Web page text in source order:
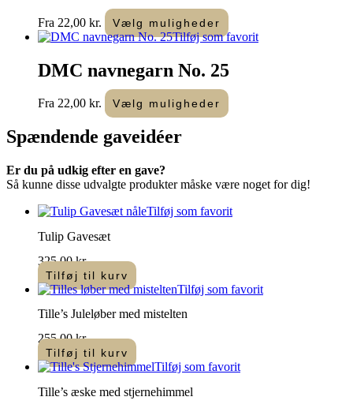
Fra 22,00 kr. Vælg muligheder
vare
varianter.
Mulighederne
Tilføj som favorit
DMC navnegarn No. 25
Fra 22,00 kr. Vælg muligheder
vare
kan
på
Spændende gaveidéer
Er du på udkig efter en gave?
Så kunne disse udvalgte produkter måske være noget for dig!
Tilføj som favorit
Tulip Gavesæt
325,00kr.
Tilføj til kurv
Tilføj som favorit
Tille’s Juleløber med mistelten
255,00kr.
Tilføj til kurv
Tilføj som favorit
Tille’s æske med stjernehimmel